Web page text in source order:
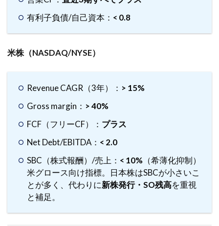
（保
5.1
チェ
（数
字で
する
ト）
5.2
L2：
定性
チェ
有利子負債/自己資本： < 0.8
米株（NASDAQ/NYSE）
Revenue CAGR（3年）： > 15%
Gross margin： > 40%
FCF（フリーCF）： プラス
Net Debt/EBITDA： < 2.0
SBC（株式報酬）/売上： < 10% （希薄化抑制）
米グロース向け指標。日本株はSBCが小さいこ
とが多く、代わりに新株発行・SO残高を重視
と補足。